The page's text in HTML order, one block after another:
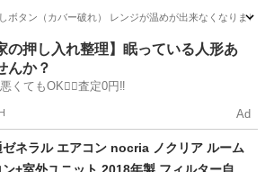
ボタン（カバー破れ） レンジが温めが出来なくなりま
山駅 キッチン家電
の押し入れ整理】眠っている人形あ
んか？
くてもOK🙆‍♀️査定0円‼️
Ad
ゼネラル エアコン nocria ノクリア ルーム